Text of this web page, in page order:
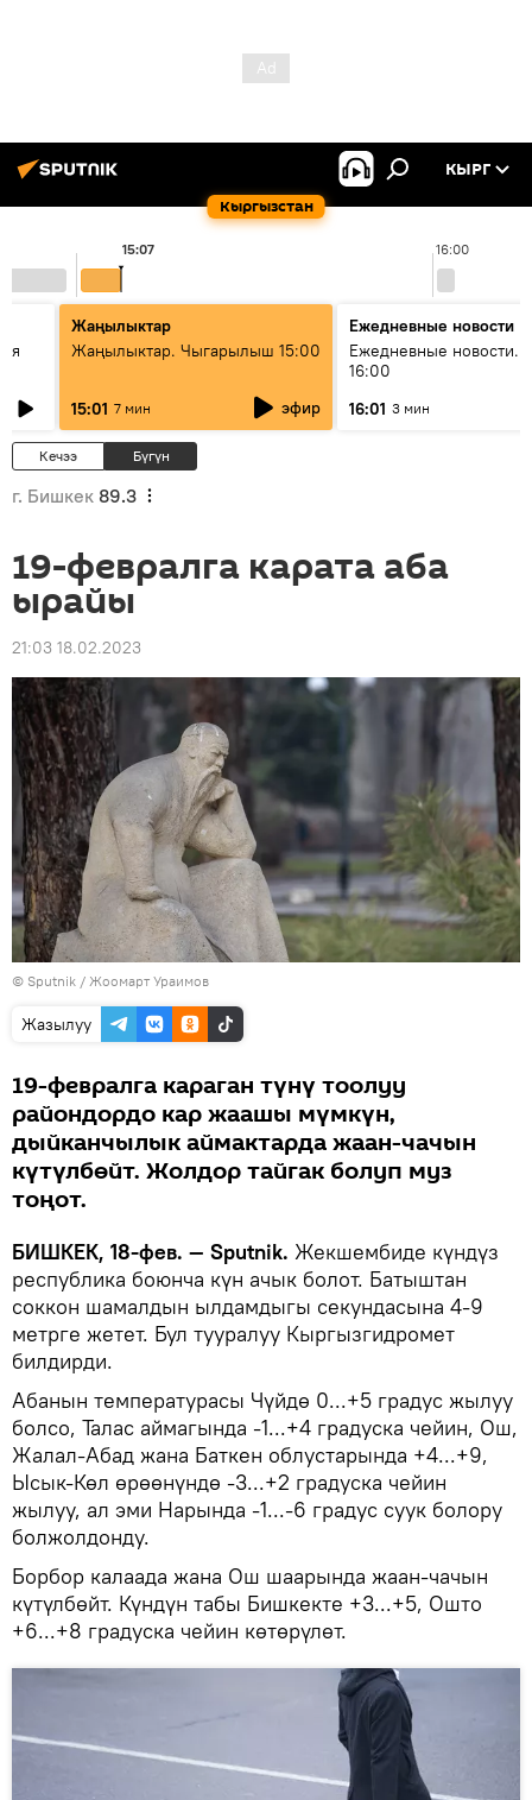
Кыргызстан
КЫРГ
16:00
15:07
Жаңылыктар
Жаңылыктар. Чыгарылыш 15:00
15:01 7 мин эфир
Ежедневные новости
Ежедневные новости.
16:00
16:01 3 мин
Кечээ Бүгүн
г. Бишкек 89.3
19-февралга карата аба
ырайы
21:03 18.02.2023
© Sputnik / Жоомарт Ураимов
Жазылуу
19-февралга караган түнү тоолуу
райондордо кар жаашы мүмкүн,
дыйканчылык аймактарда жаан-чачын
күтүлбөйт. Жолдор тайгак болуп муз
тоңот.
БИШКЕК, 18-фев. — Sputnik. Жекшембиде күндүз
республика боюнча күн ачык болот. Батыштан
соккон шамалдын ылдамдыгы секундасына 4-9
метрге жетет. Бул тууралуу Кыргызгидромет
билдирди.
Абанын температурасы Чүйдө 0...+5 градус жылуу
болсо, Талас аймагында -1...+4 градуска чейин, Ош,
Жалал-Абад жана Баткен облустарында +4...+9,
Ысык-Көл өрөөнүндө -3...+2 градуска чейин
жылуу, ал эми Нарында -1...-6 градус суук болору
болжолдонду.
Борбор калаада жана Ош шаарында жаан-чачын
күтүлбөйт. Күндүн табы Бишкекте +3...+5, Ошто
+6...+8 градуска чейин көтөрүлөт.